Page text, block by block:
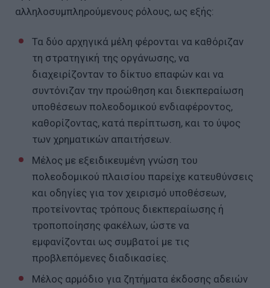
αλληλοσυμπληρούμενους ρόλους, ως εξής:
Τα δύο αρχηγικά μέλη φέρονται να καθόριζαν
τη στρατηγική της οργάνωσης, να
διαχειρίζονταν το δίκτυο επαφών και να
συντόνιζαν την προώθηση και διεκπεραίωση
υποθέσεων πολεοδομικού ενδιαφέροντος,
καθορίζοντας, κατά περίπτωση, και το ύψος
των χρηματικών απαιτήσεων.
Μέλος με εξειδικευμένη γνώση του
πολεοδομικού πλαισίου παρείχε κατευθύνσεις
και οδηγίες για τον χειρισμό υποθέσεων,
προτείνοντας τρόπους διεκπεραίωσης ή
τροποποίησης φακέλων, ώστε να
εμφανίζονται ως συμβατοί με τις
προβλεπόμενες διαδικασίες.
Μέλος αρμόδιο για ζητήματα έκδοσης αδειών